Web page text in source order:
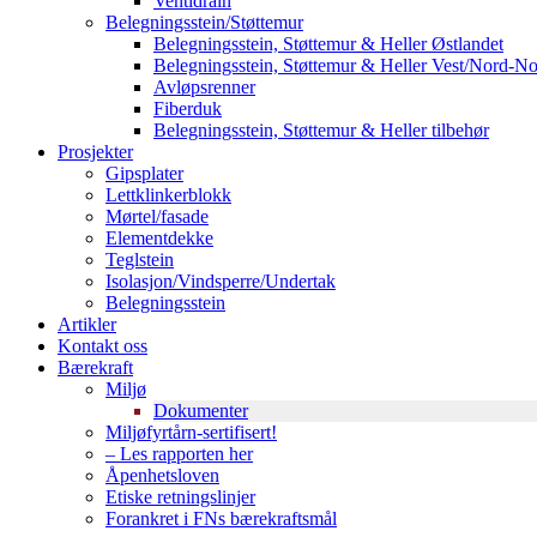
Belegningsstein/Støttemur
Belegningsstein, Støttemur & Heller Østlandet
Belegningsstein, Støttemur & Heller Vest/Nord-
Avløpsrenner
Fiberduk
Belegningsstein, Støttemur & Heller tilbehør
Prosjekter
Gipsplater
Lettklinkerblokk
Mørtel/fasade
Elementdekke
Teglstein
Isolasjon/Vindsperre/Undertak
Belegningsstein
Artikler
Kontakt oss
Bærekraft
Miljø
Dokumenter
Miljøfyrtårn-sertifisert!
– Les rapporten her
Åpenhetsloven
Etiske retningslinjer
Forankret i FNs bærekraftsmål